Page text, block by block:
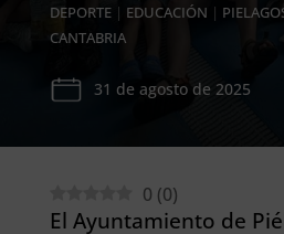
DEPORTE| EDUCACIÓN |
CANTABRIA
31 de agosto de 2025
0 (0)
El Ayuntamiento de